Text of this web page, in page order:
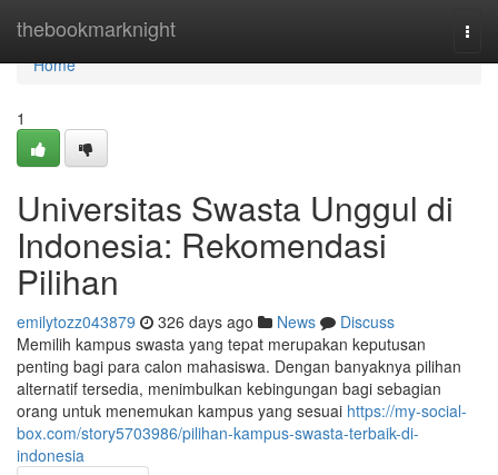
thebookmarknight
Home
Home
1
Universitas Swasta Unggul di
Indonesia: Rekomendasi
Pilihan
emilytozz043879 326 days ago News
Discuss
Memilih kampus swasta yang tepat merupakan keputusan
penting bagi para calon mahasiswa. Dengan banyaknya pilihan
alternatif tersedia, menimbulkan kebingungan bagi sebagian
orang untuk menemukan kampus yang sesuai https://my-social-
box.com/story5703986/pilihan-kampus-swasta-terbaik-di-
indonesia